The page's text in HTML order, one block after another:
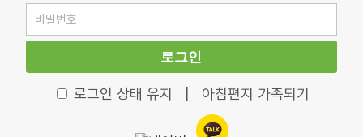
로그인
로그인 상태 유지 아침편지 가족되기